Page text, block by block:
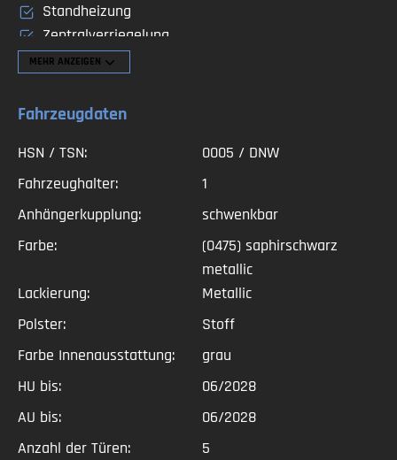
Standheizung
Zentralverriegelung
Navigationssystem
Tempomat
El. verstellbare Sitze
Beifahrer-Airbag
Airbag
Bordcomputer
Ausparkassistent
Elektr. Seitenspiegel anklappbar
Extras in der Ausstattung
Garantie
Dekra Qualitäts-Siegel
Scheckheftgepflegt
MEHR ANZEIGEN
Fahrzeugdaten
HSN / TSN:
0005 / DNW
Fahrzeughalter:
1
Anhängerkupplung:
schwenkbar
Farbe:
(0475) saphirschwarz
metallic
Lackierung:
Metallic
Polster:
Stoff
Farbe Innenausstattung:
grau
HU bis:
06/2028
AU bis:
06/2028
Anzahl der Türen:
5